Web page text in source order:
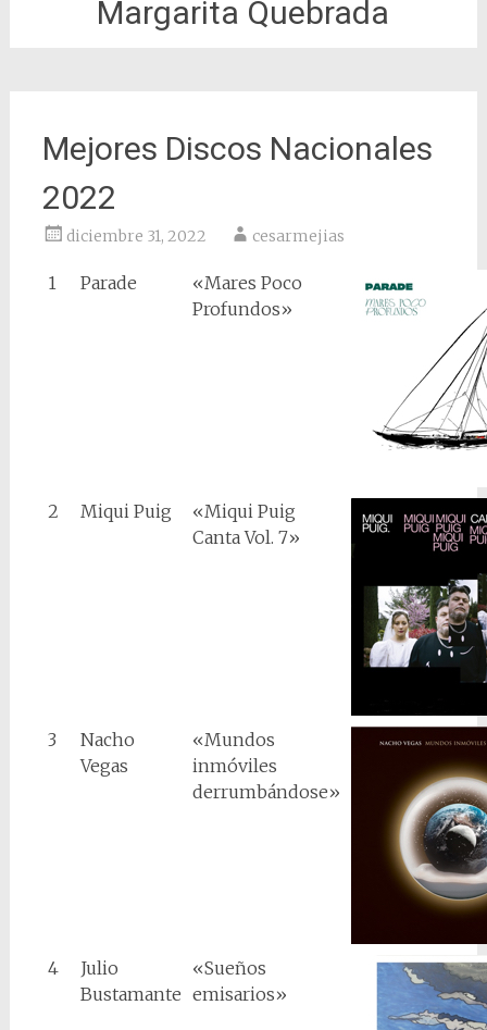
Margarita Quebrada
Mejores Discos Nacionales
2022
diciembre 31, 2022 cesarmejias
1 Parade
«Mares Poco
Profundos»
2 Miqui Puig
«Miqui Puig
Canta Vol. 7»
3
Nacho
Vegas
«Mundos
inmóviles
derrumbándose»
4
Julio
Bustamante
«Sueños
emisarios»